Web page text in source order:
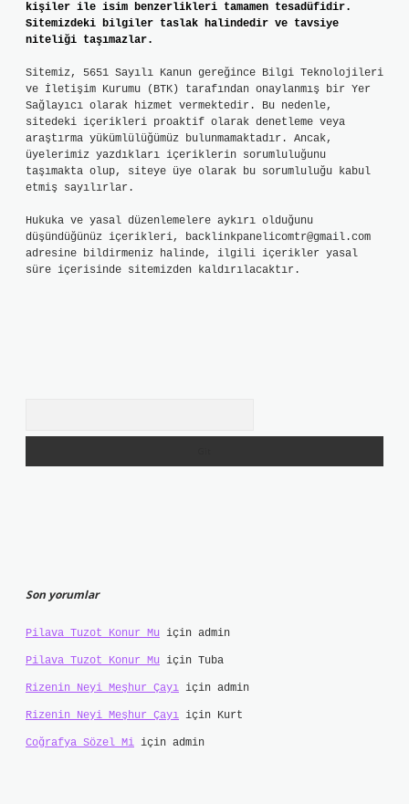
kişiler ile isim benzerlikleri tamamen tesadüfidir.
Sitemizdeki bilgiler taslak halindedir ve tavsiye
niteliği taşımazlar.
Sitemiz, 5651 Sayılı Kanun gereğince Bilgi Teknolojileri
ve İletişim Kurumu (BTK) tarafından onaylanmış bir Yer
Sağlayıcı olarak hizmet vermektedir. Bu nedenle,
sitedeki içerikleri proaktif olarak denetleme veya
araştırma yükümlülüğümüz bulunmamaktadır. Ancak,
üyelerimiz yazdıkları içeriklerin sorumluluğunu
taşımakta olup, siteye üye olarak bu sorumluluğu kabul
etmiş sayılırlar.
Hukuka ve yasal düzenlemelere aykırı olduğunu
düşündüğünüz içerikleri, backlinkpanelicomtr@gmail.com
adresine bildirmeniz halinde, ilgili içerikler yasal
süre içerisinde sitemizden kaldırılacaktır.
Son yorumlar
Pilava Tuzot Konur Mu için admin
Pilava Tuzot Konur Mu için Tuba
Rizenin Neyi Meşhur Çayı için admin
Rizenin Neyi Meşhur Çayı için Kurt
Coğrafya Sözel Mi için admin